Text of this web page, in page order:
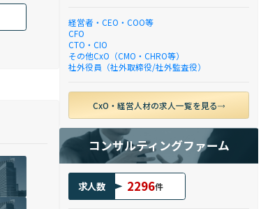
経営者・CEO・COO等
CFO
CTO・CIO
その他CxO（CMO・CHRO等）
社外役員（社外取締役/社外監査役）
CxO・経営人材の求人一覧を見る
コンサルティングファーム
求人数 2296件